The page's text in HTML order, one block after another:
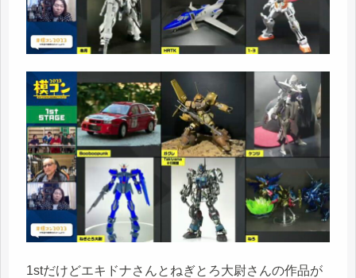
1stだけどエキドナさんとねぎとろ大尉さんの作品が